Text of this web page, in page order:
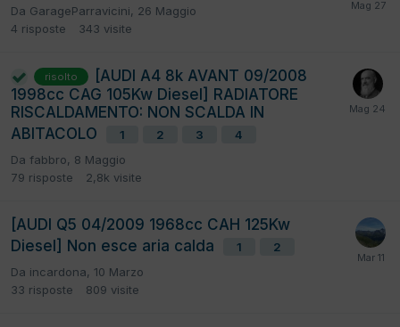
Da GarageParravicini, 26 Maggio
4 risposte 343 visite
risolto
[AUDI A4 8k AVANT 09/2008
1998cc CAG 105Kw Diesel] RADIATORE
RISCALDAMENTO: NON SCALDA IN
ABITACOLO
1 2 3
4
Da fabbro, 8 Maggio
79 risposte 2,8k visite
[AUDI Q5 04/2009 1968cc CAH 125Kw
Diesel] Non esce aria calda
1
2
Da incardona, 10 Marzo
33 risposte 809 visite